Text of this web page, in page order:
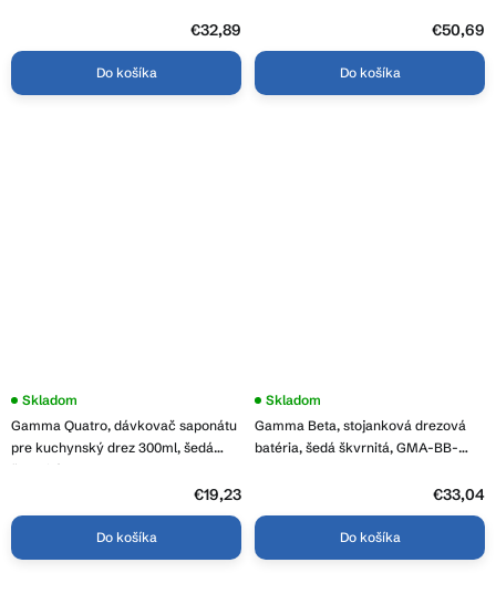
€32,89
Do košíka
€50,69
Do košíka
Gamma Quatro, dávkovač saponátu
pre kuchynský drez 300ml, šedá
škvrnitá, GMA-DOK-G
Skladom
€19,23
Do košíka
Gamma Beta, stojanková drezová
batéria, šedá škvrnitá, GMA-BB-
Skladom
€33,04
Do košíka